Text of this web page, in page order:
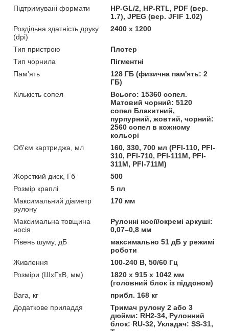
Підтримувані формати
HP-GL/2, HP-RTL, PDF (вер.
1.7), JPEG (вер. JFIF 1.02)
Роздільна здатність друку
(dpi)
2400 х 1200
Тип пристрою
Плотер
Тип чорнила
Пігментні
Пам'ять
128 ГБ (физична пам'ять: 2
ГБ)
Кількість сопел
Всього: 15360 сопел.
Матовий чорний: 5120
сопел Блакитний,
пурпурний, жовтий, чорний:
2560 сопел в кожному
кольорі
Об'єм картриджа, мл
160, 330, 700 мл (PFI-110, PFI-
310, PFI-710, PFI-111M, PFI-
311M, PFI-711M)
Жорсткий диск, Гб
500
Розмір краплі
5 пл
Максимальний діаметр
рулону
170 мм
Максимальна товщина
носія
Рулонні носії/окремі аркуші:
0,07–0,8 мм
Рівень шуму, дБ
максимально 51 дБ у режимі
роботи
Живлення
100-240 В, 50/60 Гц
Розміри (ШхГхВ, мм)
1820 x 915 x 1042 мм
(головний блок із піддоном)
Вага, кг
прибл. 168 кг
Додаткове приладдя
Тримач рулону 2 або 3
дюйми: RH2-34, Рулонний
блок: RU-32, Укладач: SS-31,